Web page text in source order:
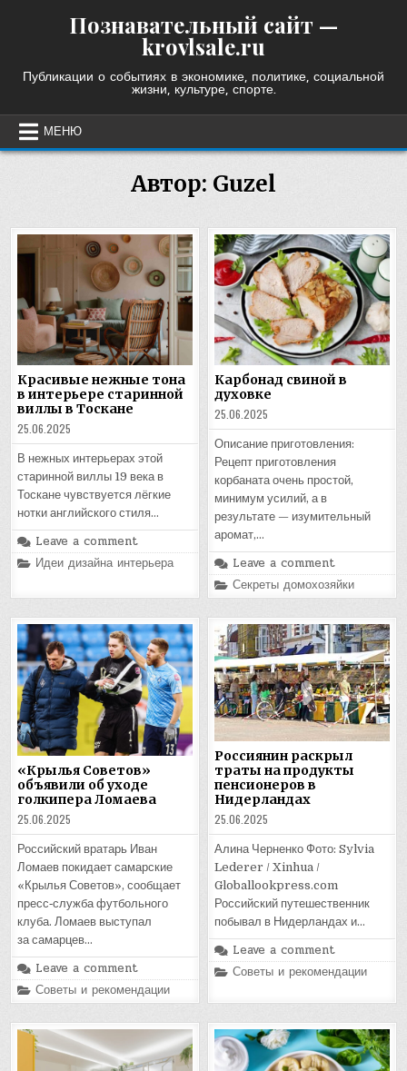
Познавательный сайт —
krovlsale.ru
Публикации о событиях в экономике, политике, социальной
жизни, культуре, спорте.
МЕНЮ
Автор: Guzel
Красивые нежные тона
в интерьере старинной
виллы в Тоскане
25.06.2025
В нежных интерьерах этой
старинной виллы 19 века в
Тоскане чувствуется лёгкие
нотки английского стиля…
Leave a comment
Posted
in
Идеи дизайна интерьера
Карбонад свиной в
духовке
25.06.2025
Описание приготовления:
Рецепт приготовления
корбаната очень простой,
минимум усилий, а в
результате — изумительный
аромат,…
Leave a comment
Posted
in
Секреты домохозяйки
«Крылья Советов»
объявили об уходе
голкипера Ломаева
25.06.2025
Российский вратарь Иван
Ломаев покидает самарские
«Крылья Советов», сообщает
пресс‑служба футбольного
клуба. Ломаев выступал
за самарцев…
Leave a comment
Posted
in
Советы и рекомендации
Россиянин раскрыл
траты на продукты
пенсионеров в
Нидерландах
25.06.2025
Алина Черненко Фото: Sylvia
Lederer / Xinhua /
Globallookpress.com
Российский путешественник
побывал в Нидерландах и…
Leave a comment
Posted
Советы и рекомендации